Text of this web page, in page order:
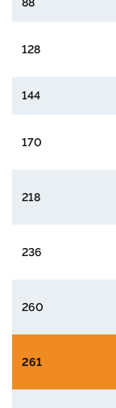
128
144
170
218
236
260
261